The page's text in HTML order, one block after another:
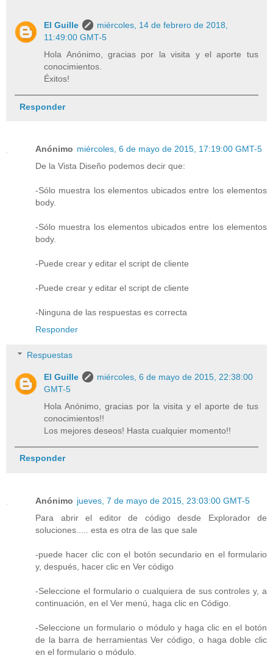
El Guille
miércoles, 14 de febrero de 2018,
11:49:00 GMT-5
Hola Anónimo, gracias por la visita y el aporte tus
conocimientos.
Éxitos!
Responder
Anónimo miércoles, 6 de mayo de 2015, 17:19:00 GMT-5
De la Vista Diseño podemos decir que:
-Sólo muestra los elementos ubicados entre los elementos
body.
-Sólo muestra los elementos ubicados entre los elementos
body.
-Puede crear y editar el script de cliente
-Puede crear y editar el script de cliente
-Ninguna de las respuestas es correcta
Responder
Respuestas
El Guille
miércoles, 6 de mayo de 2015, 22:38:00
GMT-5
Hola Anónimo, gracias por la visita y el aporte de tus
conocimientos!!
Los mejores deseos! Hasta cualquier momento!!
Responder
Anónimo jueves, 7 de mayo de 2015, 23:03:00 GMT-5
Para abrir el editor de código desde Explorador de
soluciones..... esta es otra de las que sale
-puede hacer clic con el botón secundario en el formulario
y, después, hacer clic en Ver código
-Seleccione el formulario o cualquiera de sus controles y, a
continuación, en el Ver menú, haga clic en Código.
-Seleccione un formulario o módulo y haga clic en el botón
de la barra de herramientas Ver código, o haga doble clic
en el formulario o módulo.